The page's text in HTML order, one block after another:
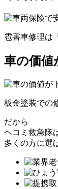
雹害車修理は
車の価値
板金塗装での
だから
ヘコミ救急隊
多くの方に選